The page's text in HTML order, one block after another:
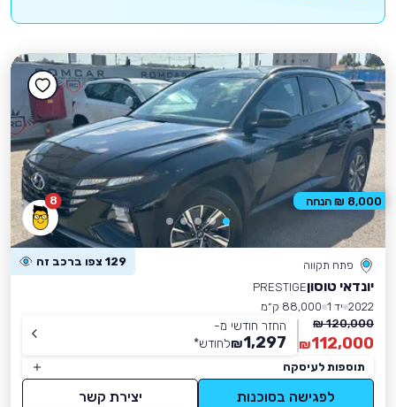
8
פתח תקווה 129 צפו ברכב זה
יונדאי טוסוןPRESTIGE
2022 יד 1
88,000 ק״מ
120,000 ₪
112,000
₪
החזר חודשי מ-
1,297
₪לחודש*
תוספות לעיסקה
לפגישה בסוכנות יצירת קשר
8,000 ₪ הנחה